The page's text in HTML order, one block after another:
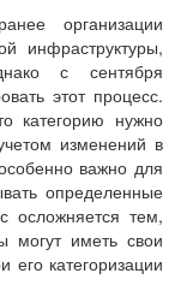
организации
инфраструктуры,
с сентября
этот процесс.
категорию нужно
изменений в
важно для
определенные
осложняется тем,
могут иметь свои
его категоризации